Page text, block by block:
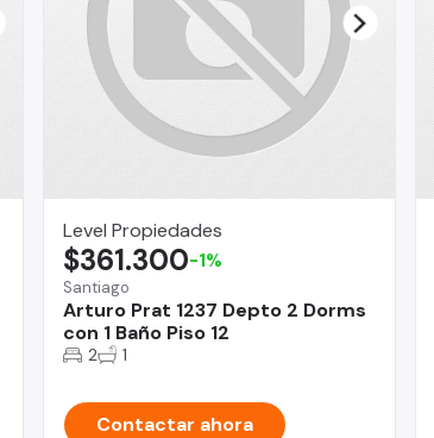
Level Propiedades
Santiago
Arturo Prat 1237 Depto 2 Dorms
con 1 Baño Piso 12
$361.300-1%
2 1
Contactar ahora